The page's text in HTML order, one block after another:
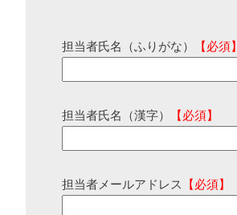
担当者氏名（ふりがな） 【必須】
担当者氏名（漢字） 【必須】
担当者メールアドレス 【必須】